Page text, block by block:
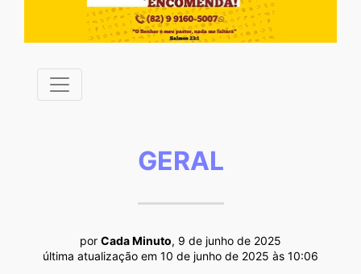
GERAL
por Cada Minuto, 9 de junho de 2025
última atualização em 10 de junho de 2025 às 10:06